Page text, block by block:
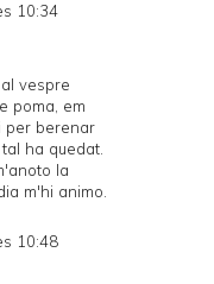
10:34
vespre
poma, em
per berenar
ha quedat.
la
m'hi animo.
10:48